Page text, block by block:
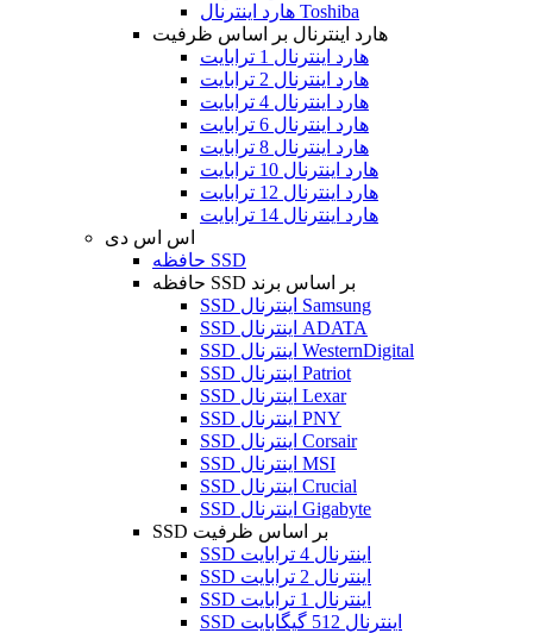
هارد اینترنال Toshiba
هارد اینترنال بر اساس ظرفیت
هارد اینترنال 1 ترابایت
هارد اینترنال 2 ترابایت
هارد اینترنال 4 ترابایت
هارد اینترنال 6 ترابایت
هارد اینترنال 8 ترابایت
هارد اینترنال 10 ترابایت
هارد اینترنال 12 ترابایت
هارد اینترنال 14 ترابایت
اس اس دی
حافظه SSD
حافظه SSD بر اساس برند
SSD اینترنال Samsung
SSD اینترنال ADATA
SSD اینترنال WesternDigital
SSD اینترنال Patriot
SSD اینترنال Lexar
SSD اینترنال PNY
SSD اینترنال Corsair
SSD اینترنال MSI
SSD اینترنال Crucial
SSD اینترنال Gigabyte
SSD بر اساس ظرفیت
SSD اینترنال 4 ترابایت
SSD اینترنال 2 ترابایت
SSD اینترنال 1 ترابایت
SSD اینترنال 512 گیگابایت